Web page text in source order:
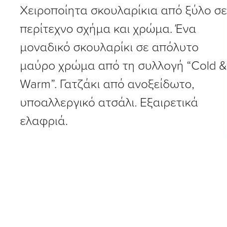
Χειροποίητα σκουλαρίκια από ξύλο σε
περίτεχνο σχήμα και χρώμα. Ένα
μοναδικό σκουλαρίκι σε απόλυτο
μαύρο χρώμα από τη συλλογή “Cold &
Warm”. Γατζάκι από ανοξείδωτο,
υποαλλεργικό ατσάλι. Εξαιρετικά
ελαφριά.